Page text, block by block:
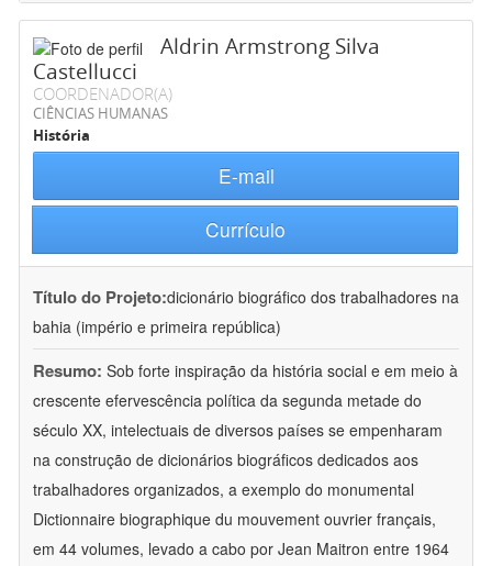
Aldrin Armstrong Silva
Castellucci
COORDENADOR(A)
CIÊNCIAS HUMANAS
História
E-mail
Currículo
Título do Projeto:dicionário biográfico dos trabalhadores na
bahia (império e primeira república)
Resumo: Sob forte inspiração da história social e em meio à
crescente efervescência política da segunda metade do
século XX, intelectuais de diversos países se empenharam
na construção de dicionários biográficos dedicados aos
trabalhadores organizados, a exemplo do monumental
Dictionnaire biographique du mouvement ouvrier français,
em 44 volumes, levado a cabo por Jean Maitron entre 1964